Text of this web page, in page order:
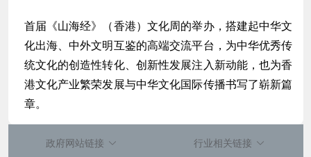
首届《山海经》（香港）文化周的举办，搭建起中华文
化出海、中外文明互鉴的高端交流平台，为中华优秀传
统文化的创造性转化、创新性发展注入新动能，也为香
港文化产业繁荣发展与中华文化国际传播书写了崭新篇
章。
政府网站链接
行业相关链接